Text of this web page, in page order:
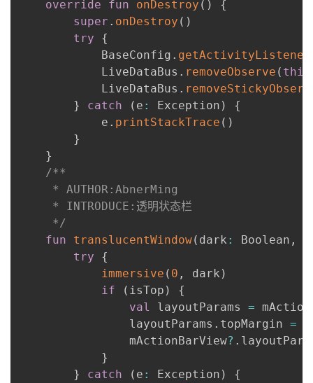
override
fun onDestroy ( )
{
super . onDestroy ( )
try
{
            BaseConfig
. getActivityListener
            LiveDataBus
. removeObserve ( this
            LiveDataBus
.
}
catch ( e : Exception )
{
            e
. printStackTrace ( )
}
}
/**
     * AUTHOR:AbnerMing
     * INTRODUCE:透明状态栏
     */
fun
translucentWindow( dark : Boolean ,
try
{
immersive ( 0 , dark )
if
( isTop )
{
val
layoutParams =
                layoutParams
. topMargin =
                mActionBarView
? .
}
}
catch ( e : Exception )
{